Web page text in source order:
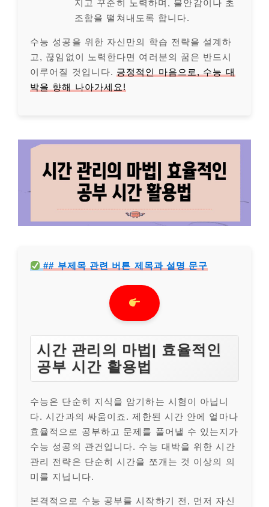
지고 꾸준히 노력하며, 불안감이나 초
조함을 떨쳐내도록 합니다.
수능 성공을 위한 자신만의 학습 전략을 설계하
고, 끊임없이 노력한다면 여러분의 꿈은 반드시
이루어질 것입니다. 긍정적인 마음으로, 수능 대
박을 향해 나아가세요!
## 부제목 관련 버튼 제목과 설명 문구
시간 관리의 마법| 효율적인
공부 시간 활용법
수능은 단순히 지식을 암기하는 시험이 아닙니
다. 시간과의 싸움이죠. 제한된 시간 안에 얼마나
효율적으로 공부하고 문제를 풀어낼 수 있는지가
수능 성공의 관건입니다. 수능 대박을 위한 시간
관리 전략은 단순히 시간을 쪼개는 것 이상의 의
미를 지닙니다.
본격적으로 수능 공부를 시작하기 전, 먼저 자신